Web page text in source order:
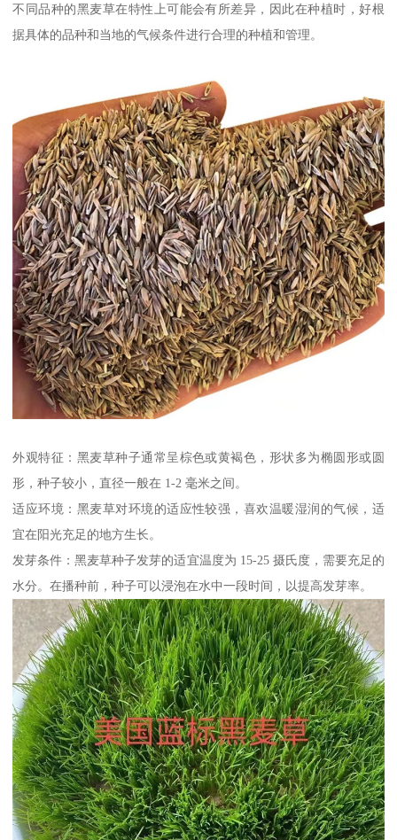
不同品种的黑麦草在特性上可能会有所差异，因此在种植时，好根
据具体的品种和当地的气候条件进行合理的种植和管理。
外观特征：黑麦草种子通常呈棕色或黄褐色，形状多为椭圆形或圆
形，种子较小，直径一般在 1-2 毫米之间。
适应环境：黑麦草对环境的适应性较强，喜欢温暖湿润的气候，适
宜在阳光充足的地方生长。
发芽条件：黑麦草种子发芽的适宜温度为 15-25 摄氏度，需要充足的
水分。在播种前，种子可以浸泡在水中一段时间，以提高发芽率。